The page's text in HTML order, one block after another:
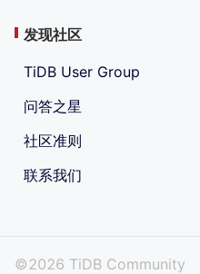
发现社区
TiDB User Group
问答之星
社区准则
联系我们
©2026 TiDB Community